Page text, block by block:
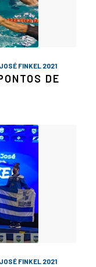
FINKEL 2021
DE
FINKEL 2021